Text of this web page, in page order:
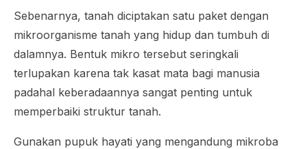
Sebenarnya, tanah diciptakan satu paket dengan
mikroorganisme tanah yang hidup dan tumbuh di
dalamnya. Bentuk mikro tersebut seringkali
terlupakan karena tak kasat mata bagi manusia
padahal keberadaannya sangat penting untuk
memperbaiki struktur tanah.
Gunakan pupuk hayati yang mengandung mikroba